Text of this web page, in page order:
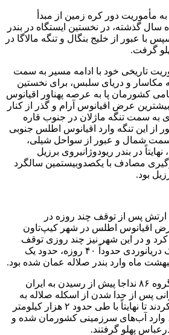
مأموریت دور کره زمین از مبدأ
سال گذشته، در نخستین ایستگاه در بندر
با عبور از خلیج بنگال و تنگه مالاگا در
گرفت.
مأموریت تاریخی خود با ادامه مسیر به سمت
مکاسار و دریای سلبس، برای نخستین
کشورمان پا به عرصه پهناور اقیانوس
عرض اقیانوس آرام و گذر از کنار
به سمت تنگه ماژلان در جنوب قاره
از این تنگه وارد اقیانوس اطلس جنوبی
شمال و عبور از سواحل شیلی،
نهایتاً در بندر ریودوژانیروی برزیل
مصادف با یکصدوبیستمین سالگرد
بود.
دریایی ارتش پس از توقف چند روزه در
عرض اقیانوس اطلس در شهر کیپ‌تاون
کرد و در این شهر نیز چند روزی توقف
داشت و پس از آن طی یک دریانوردی حدوداً ۴۰ روزه، حدود یک
صلاله آخرین ایستگاه ناوگروه ۸۶ نداجا پیش از رسیدن به ایران
پس از جدا شدن از اسکله صلاله به
سمت کشورمان حرکت کردند تا نهایتاً با طی حدود ۲ هزار کیلومتر
وارد آب‌های سرزمینی کشورمان شده و
پهلو گرفتند.